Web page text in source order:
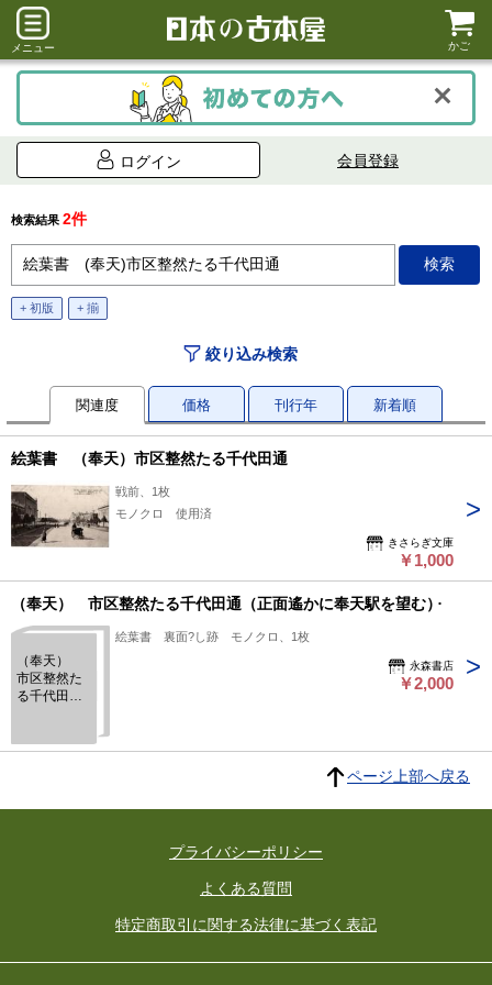
メニュー かご
ログイン 会員登録
検索結果 2件
+ 初版 + 揃
絞り込み検索
関連度 価格 刊行年 新着順
絵葉書 （奉天）市区整然たる千代田通
戦前、1枚
モノクロ 使用済
きさらぎ文庫
￥1,000
（奉天） 市区整然たる千代田通（正面遙かに奉天駅を望む）
（奉天）
市区整然た
る千代田通
望む）
絵葉書 裏面?し跡 モノクロ、1枚
永森書店
￥2,000
ページ上部へ戻る
プライバシーポリシー
よくある質問
特定商取引に関する法律に基づく表記